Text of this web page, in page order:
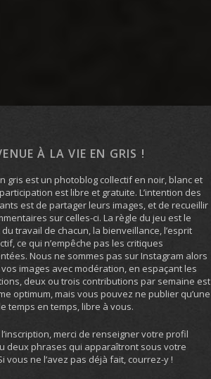
À LA VIE EN GRIS !
gris est un photoblog collectif en noir, blanc et
est libre et gratuite. L’intention des
est de partager leurs images, et de recueillir
sur celles-ci. La règle du jeu est le
travail de chacun, la bienveillance, l’esprit
ce qui n’empêche pas les critiques
Nous ne sommes pas sur Instagram alors
images avec modération, en espaçant les
deux ou trois contributions par semaine est
optimum, mais vous pouvez ne publier qu’une
temps en temps, libre à vous.
merci de renseigner votre profil
deux phrases qui apparaîtront sous votre
vous ne l’avez pas déjà fait, courrez-y !